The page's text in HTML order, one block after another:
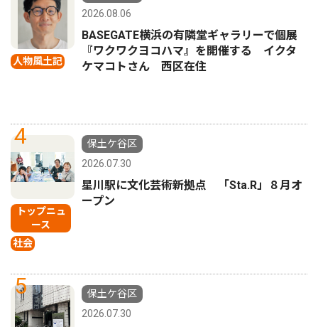
人物風土記
2026.08.06
BASEGATE横浜の有隣堂ギャラリーで個展
『ワクワクヨコハマ』を開催する イクタ
ケマコトさん 西区在住
4
トップニュ
ース
社会
保土ケ谷区
2026.07.30
星川駅に文化芸術新拠点 「Sta.R」８月オ
ープン
5
保土ケ谷区
2026.07.30